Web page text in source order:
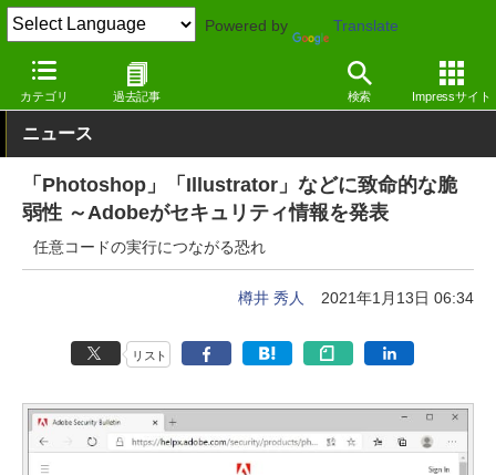
Powered by Translate
カテゴリ 過去記事 検索 Impressサイト
窓の杜 セキュリティ
ニュース
「Photoshop」「Illustrator」などに致命的な脆
弱性 ～Adobeがセキュリティ情報を発表
任意コードの実行につながる恐れ
樽井 秀人 2021年1月13日 06:34
リスト